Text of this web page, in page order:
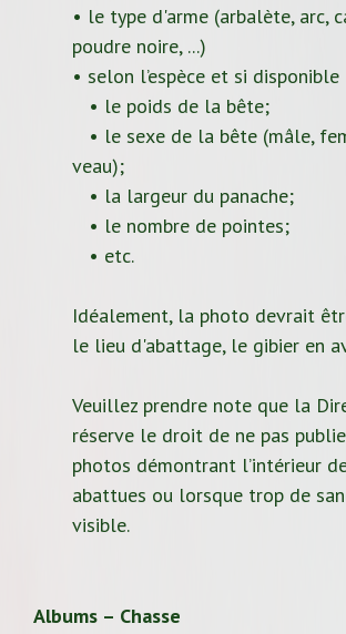
• le type d'arme (arbalète, arc,
poudre noire, ...)
• selon l’espèce et si disponible
• le poids de la bête;
• le sexe de la bête (mâle,
veau);
• la largeur du panache;
• le nombre de pointes;
• etc.
Idéalement, la photo devrait
le lieu d'abattage, le gibier en
Veuillez prendre note que la
réserve le droit de ne pas
photos démontrant l’intérieur
abattues ou lorsque trop de
visible.
Albums – Chasse